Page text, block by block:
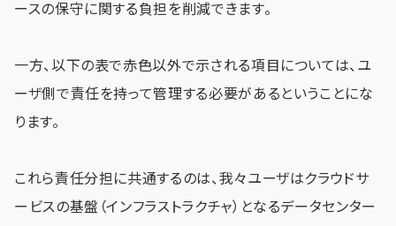
ースの保守に関する負担を削減できます。
一方、以下の表で赤色以外で示される項目については、ユ
ーザ側で責任を持って管理する必要があるということにな
ります。
これら責任分担に共通するのは、我々ユーザはクラウドサ
ービスの基盤（インフラストラクチャ）となるデータセンター